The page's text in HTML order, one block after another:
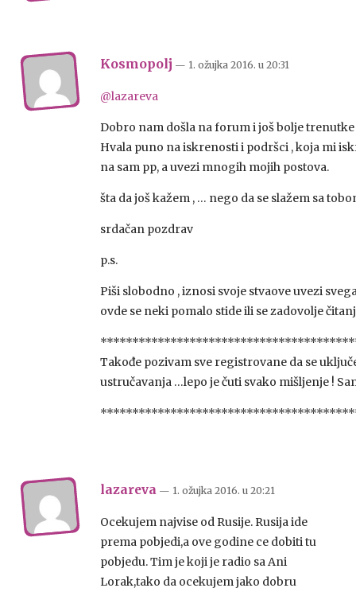
Kosmopolj — 1. ožujka 2016. u 20:31
@lazareva
Dobro nam došla na forum i još bolje
Hvala puno na iskrenosti i podršci , koja mi
na sam pp, a uvezi mnogih mojih postova.
šta da još kažem , … nego da se slažem sa
srdačan pozdrav
p.s.
Piši slobodno , iznosi svoje stvaove uvezi
ovde se neki pomalo stide ili se zadovolje
Takođe pozivam sve registrovane da se
ustručavanja …lepo je čuti svako mišljenje !
lazareva — 1. ožujka 2016. u 20:21
Ocekujem najvise od Rusije. Rusija ide
prema pobjedi,a ove godine ce dobiti tu
pobjedu. Tim je koji je radio sa Ani
Lorak,tako da ocekujem jako dobru